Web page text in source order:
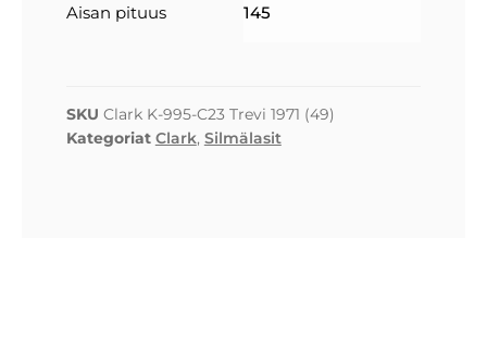
Aisan pituus 145
SKU Clark K-995-C23 Trevi 1971 (49)
Kategoriat Clark, Silmälasit